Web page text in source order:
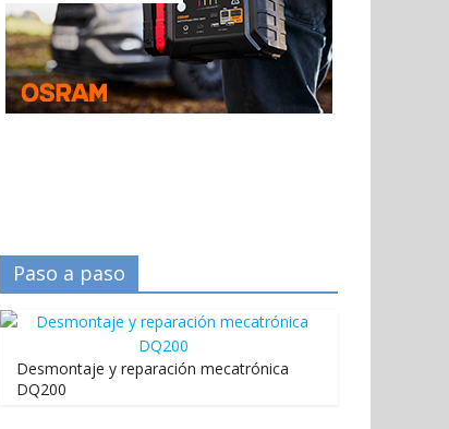
Paso a paso
Desmontaje y reparación mecatrónica
DQ200